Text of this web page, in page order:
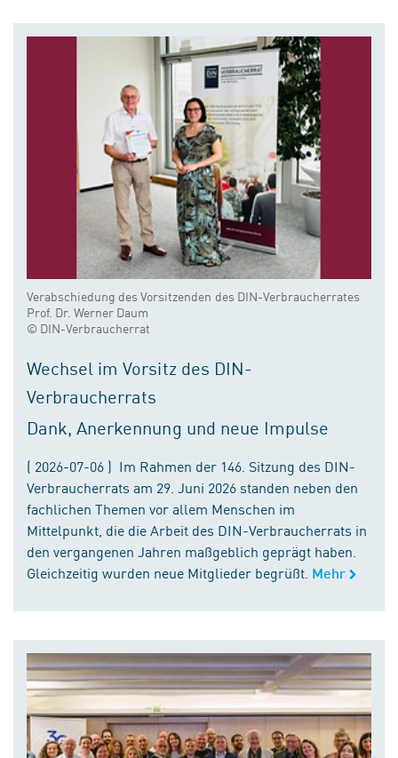
Verabschiedung des Vorsitzenden des DIN-Verbraucherrates
Prof. Dr. Werner Daum
© DIN-Verbraucherrat
Wechsel im Vorsitz des DIN-
Verbraucherrats
Dank, Anerkennung und neue Impulse
( 2026-07-06 ) Im Rahmen der 146. Sitzung des DIN-
Verbraucherrats am 29. Juni 2026 standen neben den
fachlichen Themen vor allem Menschen im
Mittelpunkt, die die Arbeit des DIN-Verbraucherrats in
den vergangenen Jahren maßgeblich geprägt haben.
Gleichzeitig wurden neue Mitglieder begrüßt. Mehr